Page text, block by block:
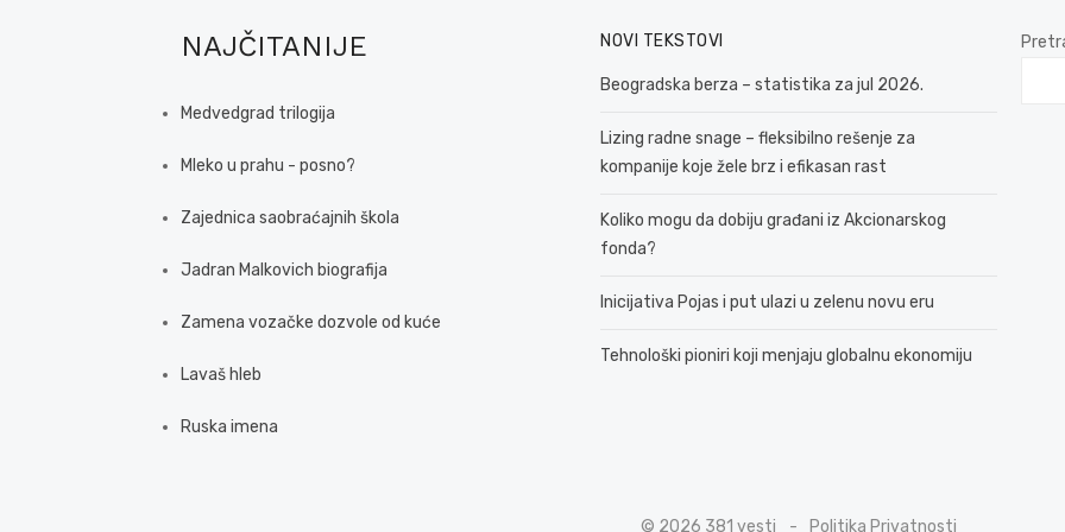
NAJČITANIJE
Medvedgrad trilogija
Mleko u prahu - posno?
Zajednica saobraćajnih škola
Jadran Malkovich biografija
Zamena vozačke dozvole od kuće
Lavaš hleb
Ruska imena
NOVI TEKSTOVI
Beogradska berza – statistika za jul 2026.
Lizing radne snage – fleksibilno rešenje za
kompanije koje žele brz i efikasan rast
Koliko mogu da dobiju građani iz Akcionarskog
fonda?
Inicijativa Pojas i put ulazi u zelenu novu eru
Tehnološki pioniri koji menjaju globalnu ekonomiju
© 2026 381 vesti Politika Privatnosti